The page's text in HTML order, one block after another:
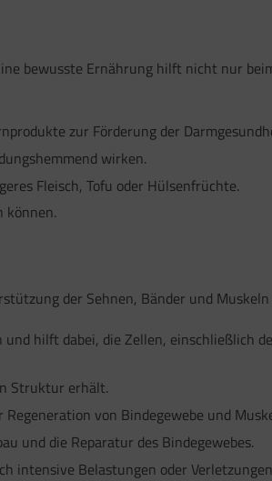
bewusste Ernährung hilft nicht nur
zur Förderung der
wirken.
Fleisch, Tofu oder Hülsenfrüchte.
können.
der Sehnen, Bänder und Muskeln
hilft dabei, die Zellen, einschließlich
Struktur erhält.
von Bindegewebe und
und die Reparatur des Bindegewebes.
intensive Belastungen oder